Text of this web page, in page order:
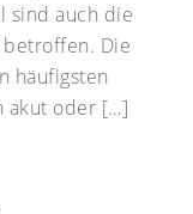
sind auch die
Die
häufigsten
akut oder […]